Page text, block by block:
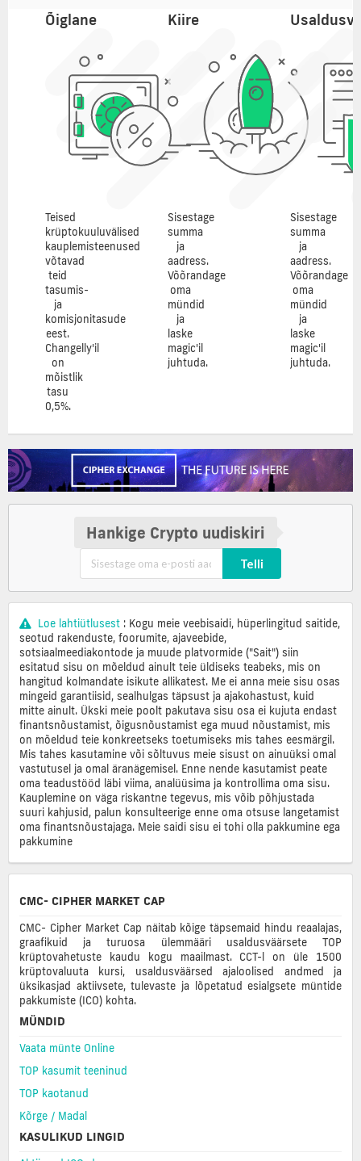
Õiglane
Teised
krüptokuuluvälised
kauplemisteenused
võtavad
teid
tasumis-
ja
komisjonitasude
eest.
Changelly'il
on
mõistlik
tasu
0,5%.
Kiire
Sisestage
summa
ja
aadress.
Võõrandage
oma
mündid
ja
laske
magic'il
juhtuda.
Sisestage
summa
ja
aadress.
Võõrandage
oma
mündid
ja
laske
magic'il
juhtuda.
Hankige Crypto uudiskiri
Telli
Loe lahtiütlusest : Kogu meie veebisaidi, hüperlingitud saitide,
seotud rakenduste, foorumite, ajaveebide,
sotsiaalmeediakontode ja muude platvormide ("Sait") siin
esitatud sisu on mõeldud ainult teie üldiseks teabeks, mis on
hangitud kolmandate isikute allikatest. Me ei anna meie sisu osas
mingeid garantiisid, sealhulgas täpsust ja ajakohastust, kuid
mitte ainult. Ükski meie poolt pakutava sisu osa ei kujuta endast
finantsnõustamist, õigusnõustamist ega muud nõustamist, mis
on mõeldud teie konkreetseks toetumiseks mis tahes eesmärgil.
Mis tahes kasutamine või sõltuvus meie sisust on ainuüksi omal
vastutusel ja omal äranägemisel. Enne nende kasutamist peate
oma teadustööd läbi viima, analüüsima ja kontrollima oma sisu.
Kauplemine on väga riskantne tegevus, mis võib põhjustada
suuri kahjusid, palun konsulteerige enne oma otsuse langetamist
oma finantsnõustajaga. Meie saidi sisu ei tohi olla pakkumine ega
pakkumine
CMC- CIPHER MARKET CAP
CMC- Cipher Market Cap näitab kõige täpsemaid hindu reaalajas,
graafikuid ja turuosa ülemmääri usaldusväärsete TOP
krüptovahetuste kaudu kogu maailmast. CCT-l on üle 1500
krüptovaluuta kursi, usaldusväärsed ajaloolised andmed ja
üksikasjad aktiivsete, tulevaste ja lõpetatud esialgsete müntide
pakkumiste (ICO) kohta.
MÜNDID
Vaata münte Online
TOP kasumit teeninud
TOP kaotanud
Kõrge / Madal
KASULIKUD LINGID